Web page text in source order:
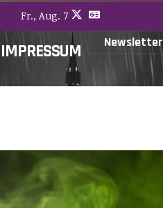
Fr., Aug. 7
IMPRESSUM Newsletter